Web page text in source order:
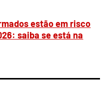
estão em risco
saiba se está na